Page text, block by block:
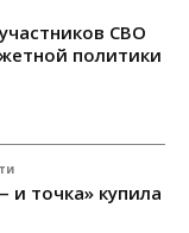
СВО
политики
и точка» купила